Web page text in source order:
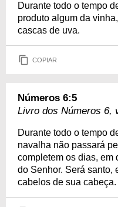
Durante todo o tempo
produto algum da
cascas de uva.
COPIAR
Números 6:5
Livro dos Números 6,
Durante todo o tempo
navalha não passará
completem os dias, em
do Senhor. Será santo,
cabelos de sua cabeça.